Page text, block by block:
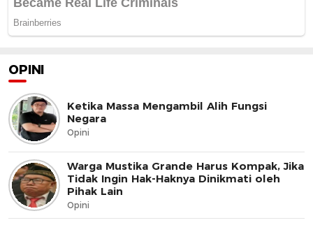
OPINI
Ketika Massa Mengambil Alih Fungsi
Negara
Opini
Warga Mustika Grande Harus Kompak, Jika
Tidak Ingin Hak-Haknya Dinikmati oleh
Pihak Lain
Opini